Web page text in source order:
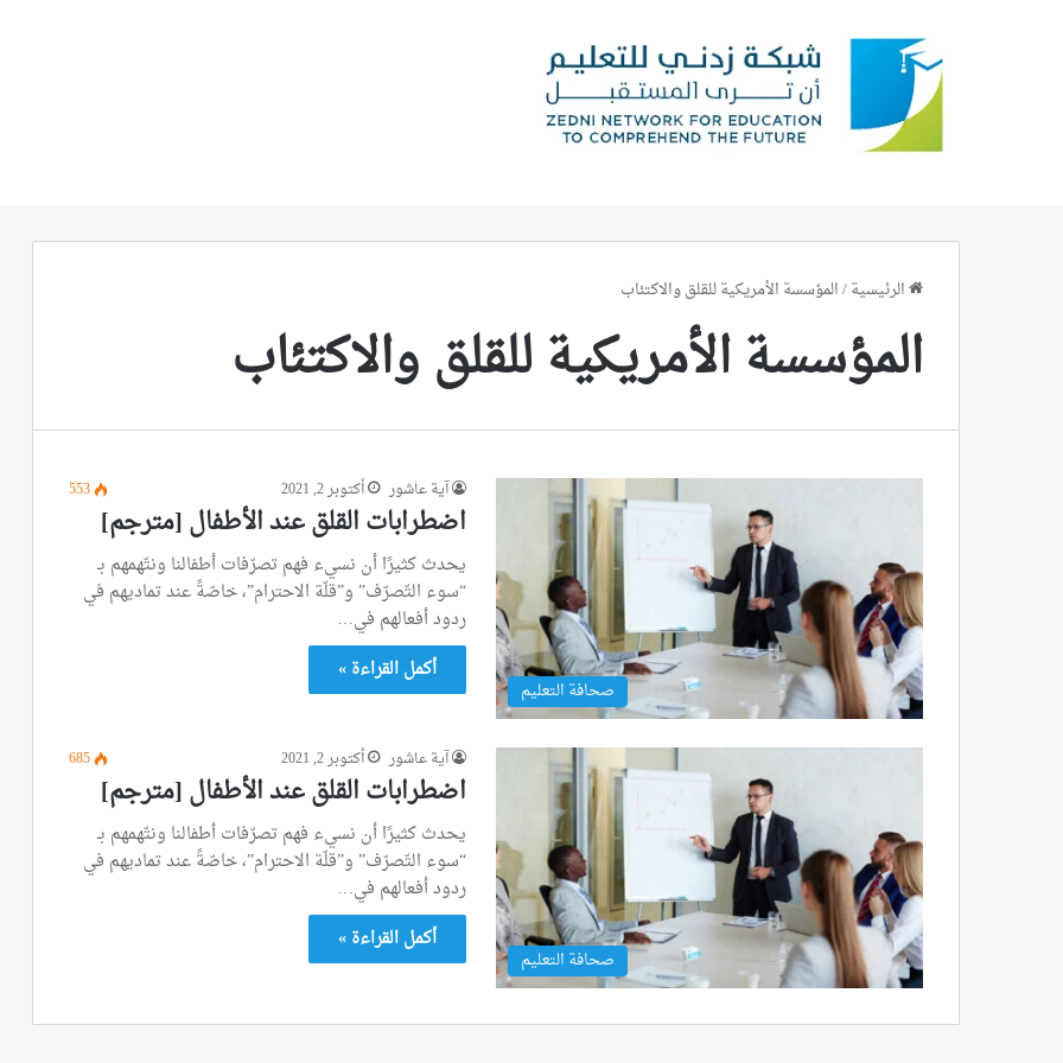
الرئيسية/المؤسسة الأمريكية للقلق والاكتئاب
المؤسسة الأمريكية للقلق والاكتئاب
صحافة التعليم
آية عاشور أكتوبر 2, 2021 553
اضطرابات القلق عند الأطفال [مترجم]
يحدث كثيرًا أن نسيء فهم تصرّفات أطفالنا ونتّهمهم بـ
“سوء التّصرّف” و”قلّة الاحترام”، خاصّةً عند تماديهم في
ردود أفعالهم في…
أكمل القراءة »
صحافة التعليم
آية عاشور أكتوبر 2, 2021 685
اضطرابات القلق عند الأطفال [مترجم]
يحدث كثيرًا أن نسيء فهم تصرّفات أطفالنا ونتّهمهم بـ
“سوء التّصرّف” و”قلّة الاحترام”، خاصّةً عند تماديهم في
ردود أفعالهم في…
أكمل القراءة »